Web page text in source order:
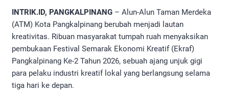
INTRIK.ID, PANGKALPINANG – Alun-Alun Taman Merdeka
(ATM) Kota Pangkalpinang berubah menjadi lautan
kreativitas. Ribuan masyarakat tumpah ruah menyaksikan
pembukaan Festival Semarak Ekonomi Kreatif (Ekraf)
Pangkalpinang Ke-2 Tahun 2026, sebuah ajang unjuk gigi
para pelaku industri kreatif lokal yang berlangsung selama
tiga hari ke depan.